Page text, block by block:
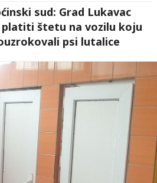
sud: Grad Lukavac
štetu na vozilu koju
psi lutalice